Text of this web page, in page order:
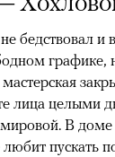
бедствовал и
графике,
лица целыми
В доме
пускать